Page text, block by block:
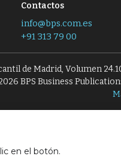
Contactos
info@bps.com.es
+91 313 79 00
de Madrid, Volumen
BPS Business
en el botón.